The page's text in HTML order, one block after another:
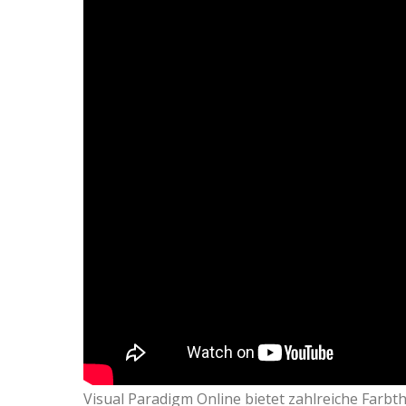
Visual Paradigm Online bietet zahlreiche